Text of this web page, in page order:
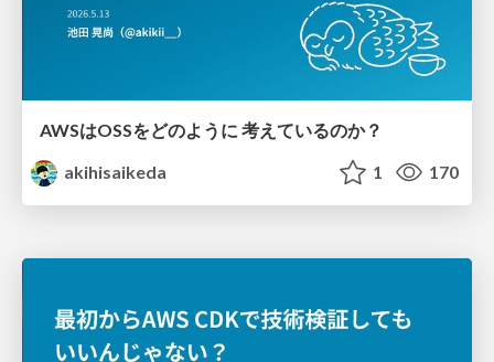
AWSはOSSをどのように 考えているのか？
akihisaikeda
1 170